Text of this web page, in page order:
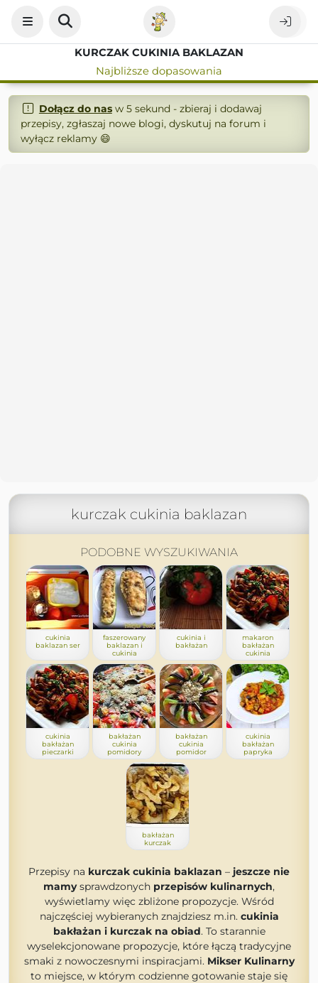
KURCZAK CUKINIA BAKLAZAN
Najbliższe dopasowania
Dołącz do nasw 5 sekund - zbieraj i dodawaj
przepisy, zgłaszaj nowe blogi, dyskutuj na forum i
wyłącz reklamy 😄
kurczak cukinia baklazan
PODOBNE WYSZUKIWANIA
cukinia
baklazan ser
faszerowany
baklazan i
cukinia
cukinia i
bakłażan
makaron
bakłażan
cukinia
cukinia
bakłażan
pieczarki
bakłażan
cukinia
pomidory
bakłażan
cukinia
pomidor
cukinia
bakłażan
papryka
bakłażan
kurczak
Przepisy na kurczak cukinia baklazan – jeszcze nie
mamysprawdzonych przepisów kulinarnych,
wyświetlamy więc zbliżone propozycje. Wśród
najczęściej wybieranych znajdziesz m.in. cukinia
bakłażan i kurczak na obiad. To starannie
wyselekcjonowane propozycje, które łączą tradycyjne
smaki z nowoczesnymi inspiracjami. Mikser Kulinarny
to miejsce, w którym codzienne gotowanie staje się